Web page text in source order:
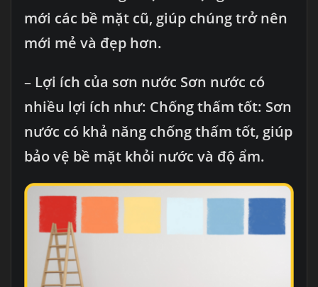
mới các bề mặt cũ, giúp chúng trở nên
mới mẻ và đẹp hơn.
– Lợi ích của sơn nước Sơn nước có
nhiều lợi ích như: Chống thấm tốt: Sơn
nước có khả năng chống thấm tốt, giúp
bảo vệ bề mặt khỏi nước và độ ẩm.